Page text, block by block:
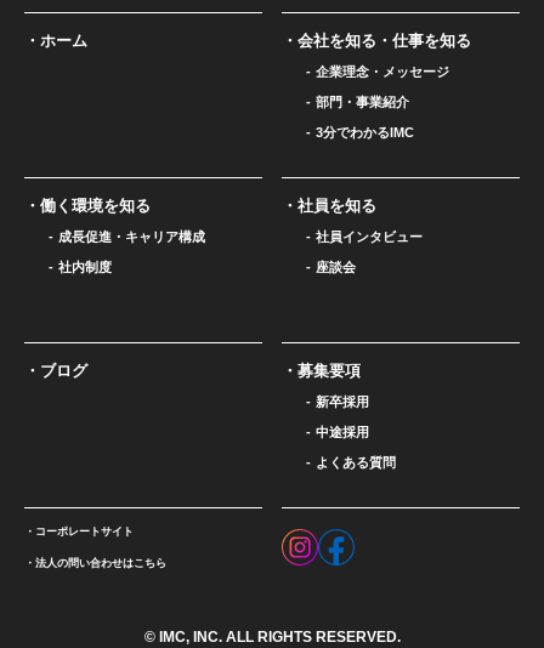
ホーム 会社を知る・仕事を知る
企業理念・メッセージ
部門・事業紹介
3分でわかるIMC
働く環境を知る
成長促進・キャリア構成
社内制度
社員を知る
社員インタビュー
座談会
ブログ 募集要項
新卒採用
中途採用
よくある質問
コーポレートサイト
法人の問い合わせはこちら
© IMC, INC. ALL RIGHTS RESERVED.